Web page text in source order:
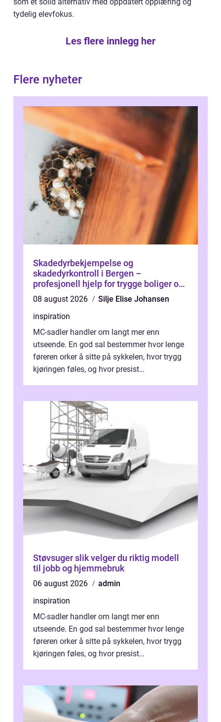
som et solid alternativ med oppdatert opplæring og
tydelig elevfokus.
Les flere innlegg her
Flere nyheter
Skadedyrbekjempelse og
skadedyrkontroll i Bergen –
profesjonell hjelp for trygge boliger og
bygg
08 august 2026
Silje Elise Johansen
inspiration
MC-sadler handler om langt mer enn
utseende. En god sal bestemmer hvor lenge
føreren orker å sitte på sykkelen, hvor trygg
kjøringen føles, og hvor presist
Støvsuger slik velger du riktig modell
til jobb og hjemmebruk
06 august 2026
admin
inspiration
MC-sadler handler om langt mer enn
utseende. En god sal bestemmer hvor lenge
føreren orker å sitte på sykkelen, hvor trygg
kjøringen føles, og hvor presist